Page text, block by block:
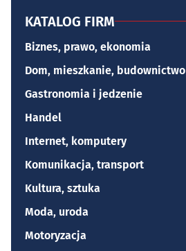
KATALOG FIRM
Biznes, prawo, ekonomia
Dom, mieszkanie, budownictwo
Gastronomia i jedzenie
Handel
Internet, komputery
Komunikacja, transport
Kultura, sztuka
Moda, uroda
Motoryzacja